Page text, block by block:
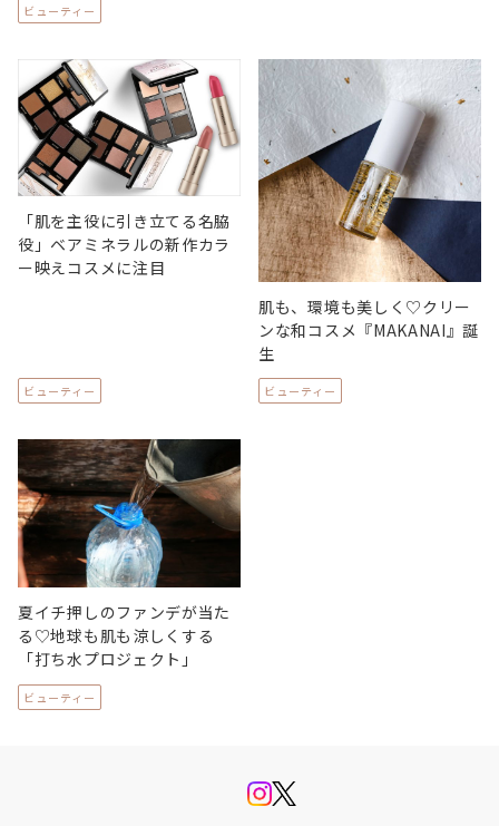
ビューティー
「肌を主役に引き立てる名脇
役」ベアミネラルの新作カラ
ー映えコスメに注目
ビューティー
肌も、環境も美しく♡クリー
ンな和コスメ『MAKANAI』誕
生
ビューティー
夏イチ押しのファンデが当た
る♡地球も肌も涼しくする
「打ち水プロジェクト」
ビューティー